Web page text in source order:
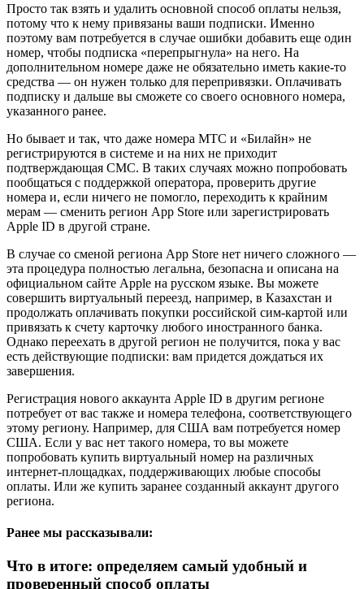
Просто так взять и удалить основной способ оплаты нельзя,
потому что к нему привязаны ваши подписки. Именно
поэтому вам потребуется в случае ошибки добавить еще один
номер, чтобы подписка «перепрыгнула» на него. На
дополнительном номере даже не обязательно иметь какие-то
средства — он нужен только для перепривязки. Оплачивать
подписку и дальше вы сможете со своего основного номера,
указанного ранее.
Но бывает и так, что даже номера МТС и «Билайн» не
регистрируются в системе и на них не приходит
подтверждающая СМС. В таких случаях можно попробовать
пообщаться с поддержкой оператора, проверить другие
номера и, если ничего не помогло, переходить к крайним
мерам — сменить регион App Store или зарегистрировать
Apple ID в другой стране.
В случае со сменой региона App Store нет ничего сложного —
эта процедура полностью легальна, безопасна и описана на
официальном сайте Apple на русском языке. Вы можете
совершить виртуальный переезд, например, в Казахстан и
продолжать оплачивать покупки российской сим-картой или
привязать к счету карточку любого иностранного банка.
Однако переехать в другой регион не получится, пока у вас
есть действующие подписки: вам придется дождаться их
завершения.
Регистрация нового аккаунта Apple ID в другим регионе
потребует от вас также и номера телефона, соответствующего
этому региону. Например, для США вам потребуется номер
США. Если у вас нет такого номера, то вы можете
попробовать купить виртуальный номер на различных
интернет-площадках, поддерживающих любые способы
оплаты. Или же купить заранее созданный аккаунт другого
региона.
Ранее мы рассказывали:
Что в итоге: определяем самый удобный и
проверенный способ оплаты